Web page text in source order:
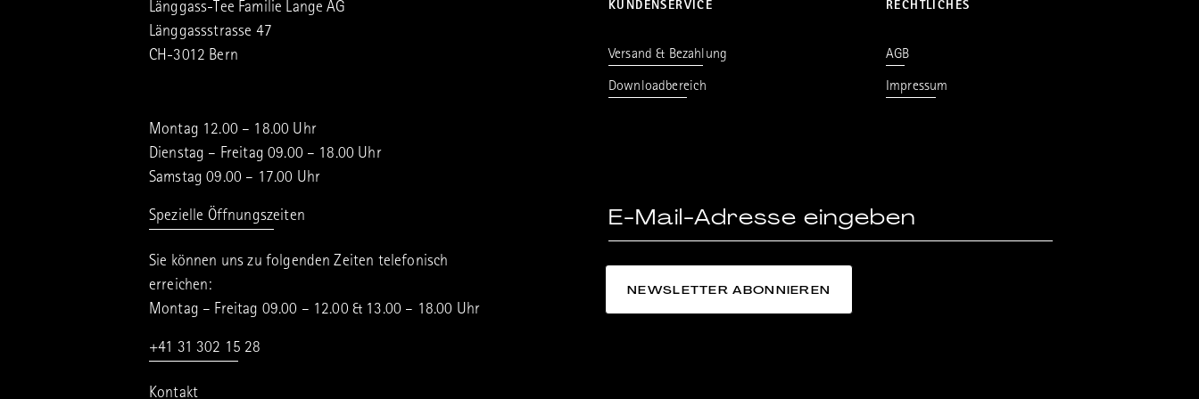
Länggass-Tee Familie Lange AG
Länggassstrasse 47
CH-3012 Bern
Montag 12.00 – 18.00 Uhr
Dienstag – Freitag 09.00 – 18.00 Uhr
Samstag 09.00 – 17.00 Uhr
Spezielle Öffnungszeiten
Sie können uns zu folgenden Zeiten telefonisch
erreichen:
Montag – Freitag 09.00 – 12.00 & 13.00 – 18.00 Uhr
+41 31 302 15 28
Kontakt
KUNDENSERVICE
Versand & Bezahlung
Downloadbereich
RECHTLICHES
AGB
Impressum